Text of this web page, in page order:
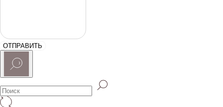
ОТПРАВИТЬ